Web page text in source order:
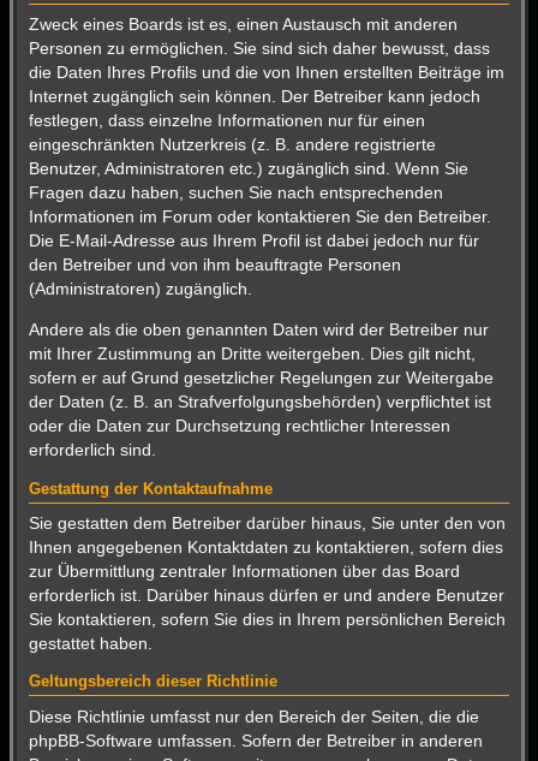
Zweck eines Boards ist es, einen Austausch mit anderen
Personen zu ermöglichen. Sie sind sich daher bewusst, dass
die Daten Ihres Profils und die von Ihnen erstellten Beiträge im
Internet zugänglich sein können. Der Betreiber kann jedoch
festlegen, dass einzelne Informationen nur für einen
eingeschränkten Nutzerkreis (z. B. andere registrierte
Benutzer, Administratoren etc.) zugänglich sind. Wenn Sie
Fragen dazu haben, suchen Sie nach entsprechenden
Informationen im Forum oder kontaktieren Sie den Betreiber.
Die E-Mail-Adresse aus Ihrem Profil ist dabei jedoch nur für
den Betreiber und von ihm beauftragte Personen
(Administratoren) zugänglich.
Andere als die oben genannten Daten wird der Betreiber nur
mit Ihrer Zustimmung an Dritte weitergeben. Dies gilt nicht,
sofern er auf Grund gesetzlicher Regelungen zur Weitergabe
der Daten (z. B. an Strafverfolgungsbehörden) verpflichtet ist
oder die Daten zur Durchsetzung rechtlicher Interessen
erforderlich sind.
Gestattung der Kontaktaufnahme
Sie gestatten dem Betreiber darüber hinaus, Sie unter den von
Ihnen angegebenen Kontaktdaten zu kontaktieren, sofern dies
zur Übermittlung zentraler Informationen über das Board
erforderlich ist. Darüber hinaus dürfen er und andere Benutzer
Sie kontaktieren, sofern Sie dies in Ihrem persönlichen Bereich
gestattet haben.
Geltungsbereich dieser Richtlinie
Diese Richtlinie umfasst nur den Bereich der Seiten, die die
phpBB-Software umfassen. Sofern der Betreiber in anderen